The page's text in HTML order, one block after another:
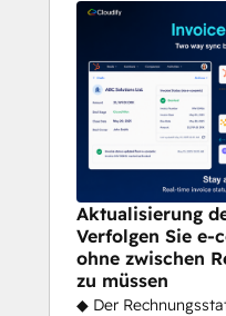
Aktualisierung
Verfolgen Sie e-
ohne zwischen
zu müssen
◆ Der